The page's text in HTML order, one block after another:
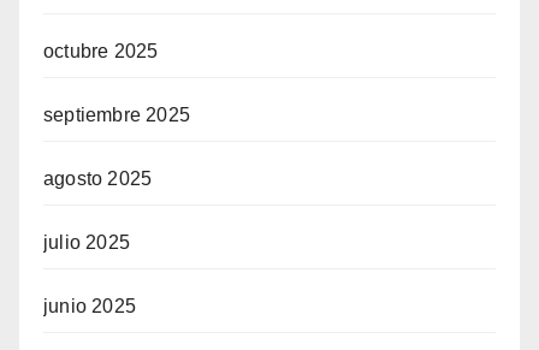
octubre 2025
septiembre 2025
agosto 2025
julio 2025
junio 2025